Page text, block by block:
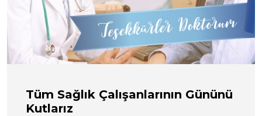
Tüm Sağlık Çalışanlarının Gününü
Kutlarız